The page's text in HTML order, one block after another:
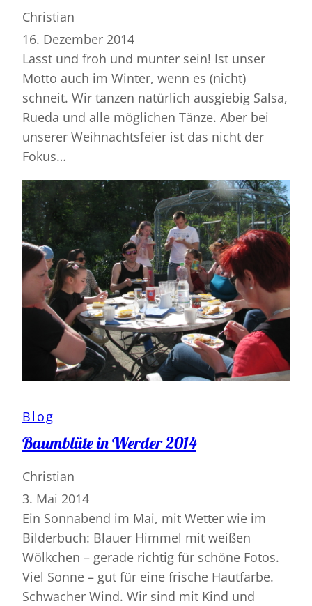
Christian
16. Dezember 2014
Lasst und froh und munter sein! Ist unser
Motto auch im Winter, wenn es (nicht)
schneit. Wir tanzen natürlich ausgiebig Salsa,
Rueda und alle möglichen Tänze. Aber bei
unserer Weihnachtsfeier ist das nicht der
Fokus…
Blog
Baumblüte in Werder 2014
Christian
3. Mai 2014
Ein Sonnabend im Mai, mit Wetter wie im
Bilderbuch: Blauer Himmel mit weißen
Wölkchen – gerade richtig für schöne Fotos.
Viel Sonne – gut für eine frische Hautfarbe.
Schwacher Wind. Wir sind mit Kind und